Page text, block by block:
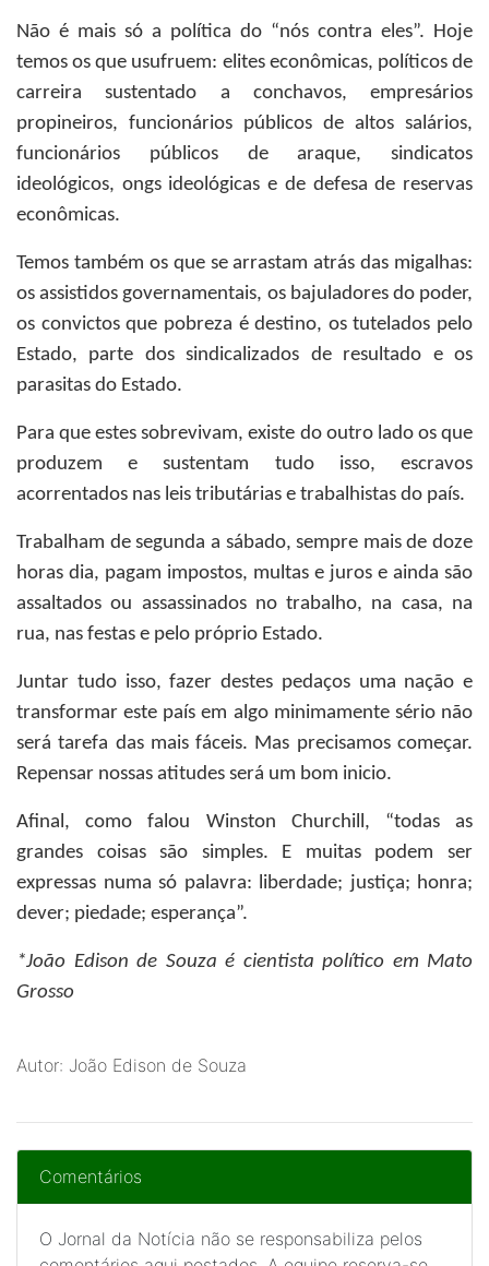
Não é mais só a política do “nós contra eles”. Hoje
temos os que usufruem: elites econômicas, políticos de
carreira sustentado a conchavos, empresários
propineiros, funcionários públicos de altos salários,
funcionários públicos de araque, sindicatos
ideológicos, ongs ideológicas e de defesa de reservas
econômicas.
Temos também os que se arrastam atrás das migalhas:
os assistidos governamentais, os bajuladores do poder,
os convictos que pobreza é destino, os tutelados pelo
Estado, parte dos sindicalizados de resultado e os
parasitas do Estado.
Para que estes sobrevivam, existe do outro lado os que
produzem e sustentam tudo isso, escravos
acorrentados nas leis tributárias e trabalhistas do país.
Trabalham de segunda a sábado, sempre mais de doze
horas dia, pagam impostos, multas e juros e ainda são
assaltados ou assassinados no trabalho, na casa, na
rua, nas festas e pelo próprio Estado.
Juntar tudo isso, fazer destes pedaços uma nação e
transformar este país em algo minimamente sério não
será tarefa das mais fáceis. Mas precisamos começar.
Repensar nossas atitudes será um bom inicio.
Afinal, como falou Winston Churchill, “todas as
grandes coisas são simples. E muitas podem ser
expressas numa só palavra: liberdade; justiça; honra;
dever; piedade; esperança”.
*João Edison de Souza é cientista político em Mato
Grosso
Autor: João Edison de Souza
Comentários
O Jornal da Notícia não se responsabiliza pelos